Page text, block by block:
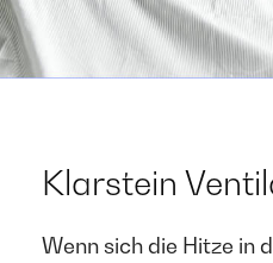
Klarstein
Wenn sich die Hitze in